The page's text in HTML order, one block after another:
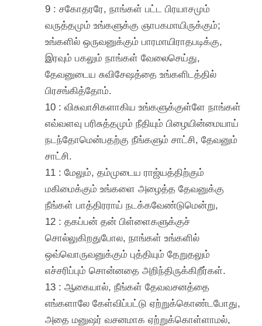
9 : சகோதரரே, நாங்கள் பட்ட பிரயாசமும்
வருத்தமும் உங்களுக்கு ஞாபகமாயிருக்கும்;
உங்களில் ஒருவனுக்கும் பாரமாயிராதபடிக்கு,
இரவும் பகலும் நாங்கள் வேலைசெய்து,
தேவனுடைய சுவிசேஷத்தை உங்களிடத்தில்
பிரசங்கித்தோம்.
10 : விசுவாசிகளாகிய உங்களுக்குள்ளே நாங்கள்
எவ்வளவு பரிசுத்தமும் நீதியும் பிழையின்மையாய்
நடந்தோமென்பதற்கு நீங்களும் சாட்சி, தேவனும்
சாட்சி.
11 : மேலும், தம்முடைய ராஜ்யத்திற்கும்
மகிமைக்கும் உங்களை அழைத்த தேவனுக்கு
நீங்கள் பாத்திரராய் நடக்கவேண்டுமென்று,
12 : தகப்பன் தன் பிள்ளைகளுக்குச்
சொல்லுகிறதுபோல, நாங்கள் உங்களில்
ஒவ்வொருவனுக்கும் புத்தியும் தேறுதலும்
எச்சரிப்பும் சொன்னதை அறிந்திருக்கிறீர்கள்.
13 : ஆகையால், நீங்கள் தேவவசனத்தை
எங்களாலே கேள்விப்பட்டு ஏற்றுக்கொண்டபோது,
அதை மனுஷர் வசனமாக ஏற்றுக்கொள்ளாமல்,